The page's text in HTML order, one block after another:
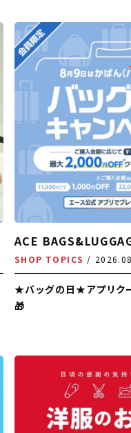
ACE
SHOP TOPICS
★バッグの日★アプリク
🎁